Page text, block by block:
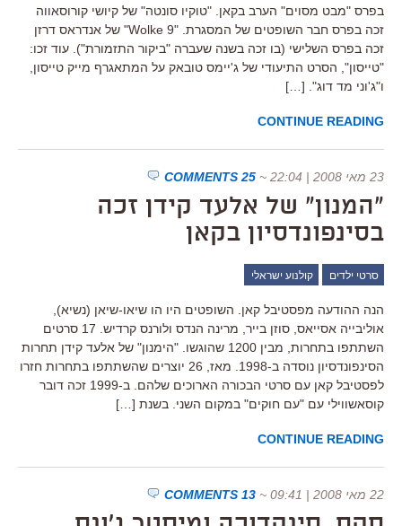
בפרס "מבט מסוים" הערב בקאן. "טוקיו סונטה" של קיושי קורוסאווה
זכה בפרס חבר השופטים של המסגרת. "Wolke 9" של אנדראס דרזן
זכה בפרס השלישי (בו זכה בשנה שעברה "ביקור התזמורת"). עוד זכו:
"טייסון", הסרט התיעודי של ג'יימס טובאק על המתאגרף מייק טייסון,
ו"ג'וני מד דוג". […]
CONTINUE READING
23 מאי 2008 | 22:04 ~
25 COMMENTS
"המנון" של אלעד קידן זכה
בסינפונדסיון בקאן
סרטי ילדים קולנוע ישראלי
הנה ההודעה מפסטיבל קאן. השופטים היו הו שיאו-שיאן (נשיא),
אוליבייה אסייאס, סוזן בייר, מרינה הנדס ולורנס קרדיש. 17 סרטים
השתתפו בתחרות, מבין 1200 שהוגשו. "הימנון" של אלעד קידן תחרות
הסינפונדסיון נוסדה ב-1998. מאז, 26 יוצרים שהשתתפו בתחרות חזרו
לפסטיבל קאן עם סרטי הבכורה הארוכים שלהם. ב-1999 זכה דובר
קוסאשווילי עם "עם חוקים" במקום השני. בשנת […]
CONTINUE READING
22 מאי 2008 | 09:41 ~
13 COMMENTS